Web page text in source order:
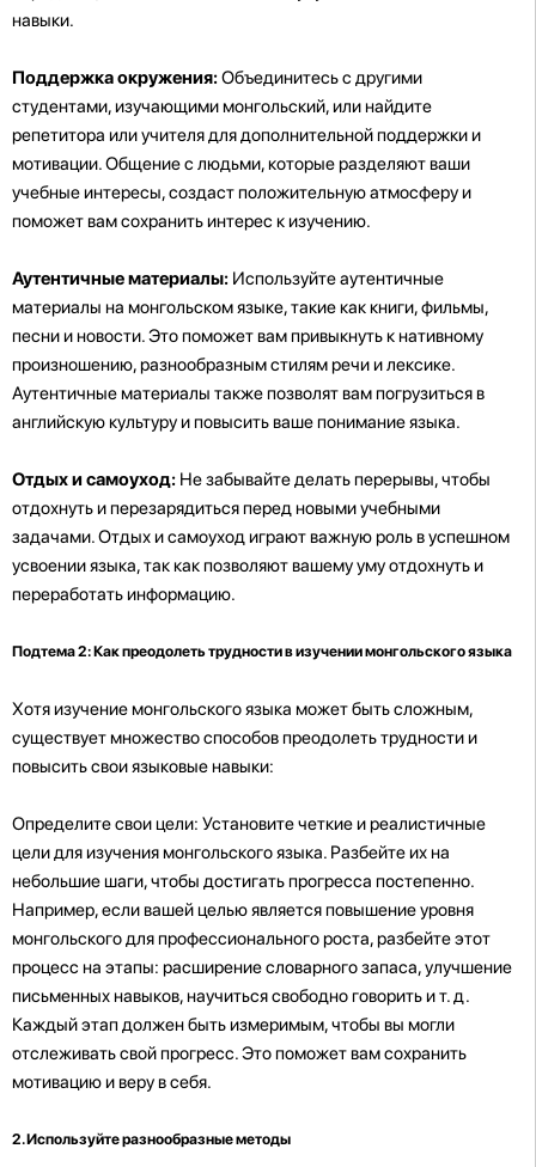
навыки.
Поддержка окружения:Объединитесь с другими
студентами, изучающими монгольский, или найдите
репетитора или учителя для дополнительной поддержки и
мотивации. Общение с людьми, которые разделяют ваши
учебные интересы, создаст положительную атмосферу и
поможет вам сохранить интерес к изучению.
Аутентичные материалы: Используйте аутентичные
материалы на монгольском языке, такие как книги, фильмы,
песни и новости. Это поможет вам привыкнуть к нативному
произношению, разнообразным стилям речи и лексике.
Аутентичные материалы также позволят вам погрузиться в
английскую культуру и повысить ваше понимание языка.
Отдых и самоуход: Не забывайте делать перерывы, чтобы
отдохнуть и перезарядиться перед новыми учебными
задачами. Отдых и самоуход играют важную роль в успешном
усвоении языка, так как позволяют вашему уму отдохнуть и
переработать информацию.
Подтема 2: Как преодолеть трудности в изучении монгольского языка
Хотя изучение монгольского языка может быть сложным,
существует множество способов преодолеть трудности и
повысить свои языковые навыки:
Определите свои цели: Установите четкие и реалистичные
цели для изучения монгольского языка. Разбейте их на
небольшие шаги, чтобы достигать прогресса постепенно.
Например, если вашей целью является повышение уровня
монгольского для профессионального роста, разбейте этот
процесс на этапы: расширение словарного запаса, улучшение
письменных навыков, научиться свободно говорить и т. д.
Каждый этап должен быть измеримым, чтобы вы могли
отслеживать свой прогресс. Это поможет вам сохранить
мотивацию и веру в себя.
2. Используйте разнообразные методы